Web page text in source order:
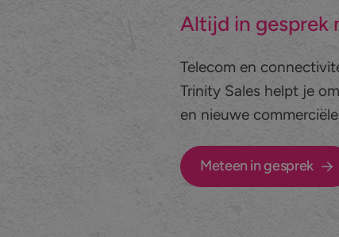
Altijd in gesprek
Telecom en
Trinity Sales helpt je
en nieuwe
Meteen in gesprek